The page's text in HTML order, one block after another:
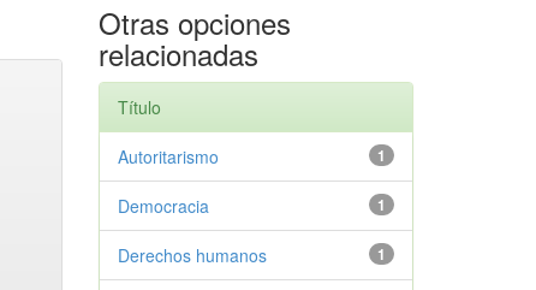
Otras opciones
relacionadas
Título
1
Autoritarismo
1
Democracia
1
Derechos humanos